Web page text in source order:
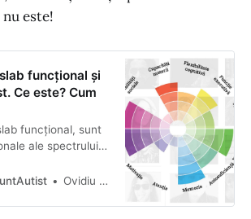
nu este!
funcțional și
Ce este? Cum
funcțional, sunt
ale spectrului
care ajută
Ovidiu Platon